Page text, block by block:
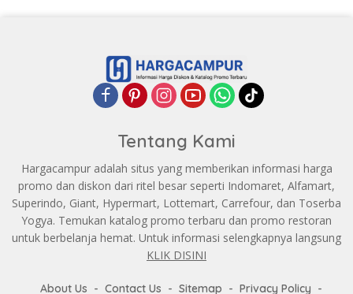
Tentang Kami
Hargacampur adalah situs yang memberikan informasi harga
promo dan diskon dari ritel besar seperti Indomaret, Alfamart,
Superindo, Giant, Hypermart, Lottemart, Carrefour, dan Toserba
Yogya. Temukan katalog promo terbaru dan promo restoran
untuk berbelanja hemat. Untuk informasi selengkapnya langsung
KLIK DISINI
About Us Contact Us Sitemap Privacy Policy